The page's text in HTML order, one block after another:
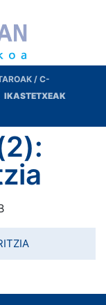
/ C-
IKASTETXEAK